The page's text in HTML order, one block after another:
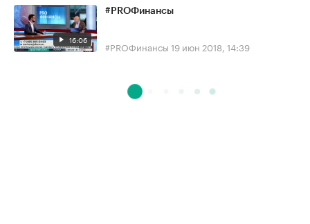
16:06
#PROФинансы
#PROФинансы 19 июн 2018, 14:39